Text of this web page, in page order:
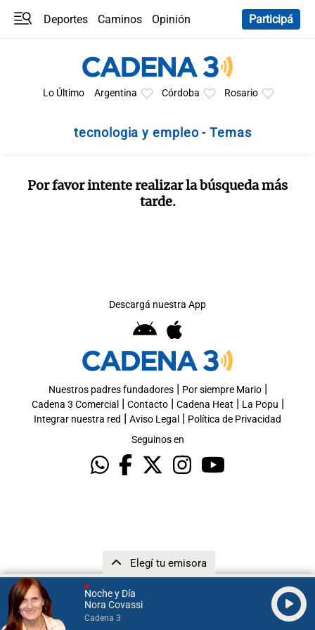
Noche y Día
Nora Covassi
Cadena 3
Elegí tu emisora
Deportes Caminos
Opinión
Participá
Lo Último Argentina Córdoba Rosario
tecnologia y empleo - Temas
Por favor intente realizar la búsqueda más
tarde.
Descargá nuestra App
Nuestros padres fundadores| Por siempre Mario|
Cadena 3 Comercial | Contacto| Cadena Heat | La Popu |
Integrar nuestra red | Aviso Legal | Política de Privacidad
Seguinos en